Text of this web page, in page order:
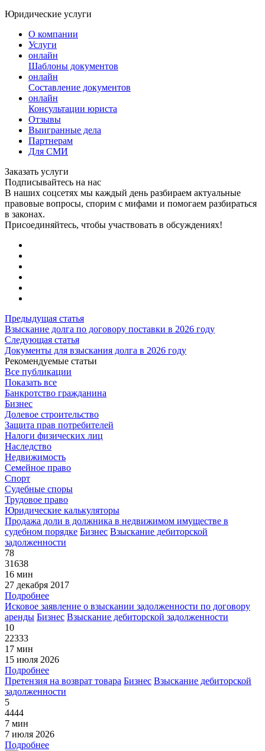
Юридические услуги
О компании
Услуги
онлайн
Шаблоны документов
онлайн
Составление документов
онлайн
Консультации юриста
Отзывы
Выигранные дела
Партнерам
Для СМИ
Заказать услуги
Подписывайтесь на нас
В наших соцсетях мы каждый день разбираем актуальные
правовые вопросы, спорим с мифами и помогаем разбираться
в законах.
Присоединяйтесь, чтобы участвовать в обсуждениях!
Предыдущая статья
Взыскание долга по договору поставки в 2026 году
Следующая статья
Документы для взыскания долга в 2026 году
Рекомендуемые статьи
Все публикации
Показать все
Банкротство гражданина
Бизнес
Долевое строительство
Защита прав потребителей
Налоги физических лиц
Наследство
Недвижимость
Семейное право
Спорт
Судебные споры
Трудовое право
Юридические калькуляторы
Продажа доли в должника в недвижимом имуществе в
судебном порядке Бизнес Взыскание дебиторской
задолженности
78
31638
16 мин
27 декабря 2017
Подробнее
Исковое заявление о взыскании задолженности по договору
аренды Бизнес Взыскание дебиторской задолженности
10
22333
17 мин
15 июля 2026
Подробнее
Претензия на возврат товара Бизнес Взыскание дебиторской
задолженности
5
4444
7 мин
7 июля 2026
Подробнее